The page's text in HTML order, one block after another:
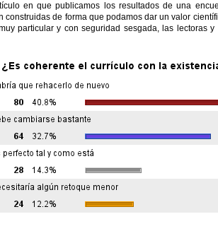
en que publicamos los resultados de una
construidas de forma que podamos dar un valor
particular y con seguridad sesgada, las lectoras